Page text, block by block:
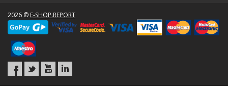
2026 © E-SHOP.REPORT